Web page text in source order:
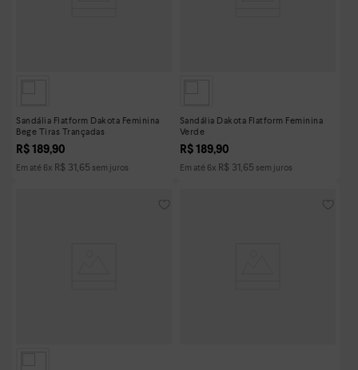
Sandália Flatform Dakota Feminina
Bege Tiras Trançadas
R$ 189,90
Em até 6x R$ 31,65 sem juros
Sandália Dakota Flatform Feminina
Verde
R$ 189,90
Em até 6x R$ 31,65 sem juros